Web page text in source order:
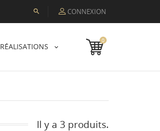
 CONNEXION
RÉALISATIONS
0
Il y a 3 produits.